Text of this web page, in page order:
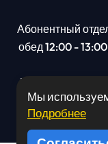
Абонентный
обед 12:00 -
Рекламный
обед 12:00 -
8(0176):
Мы
Подробнее